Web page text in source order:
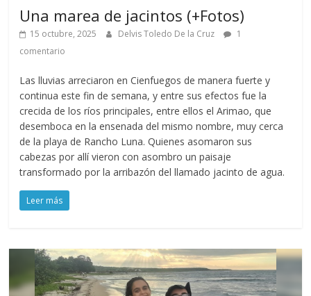
Una marea de jacintos (+Fotos)
15 octubre, 2025 Delvis Toledo De la Cruz
1
comentario
Las lluvias arreciaron en Cienfuegos de manera fuerte y
continua este fin de semana, y entre sus efectos fue la
crecida de los ríos principales, entre ellos el Arimao, que
desemboca en la ensenada del mismo nombre, muy cerca
de la playa de Rancho Luna. Quienes asomaron sus
cabezas por allí vieron con asombro un paisaje
transformado por la arribazón del llamado jacinto de agua.
Leer más